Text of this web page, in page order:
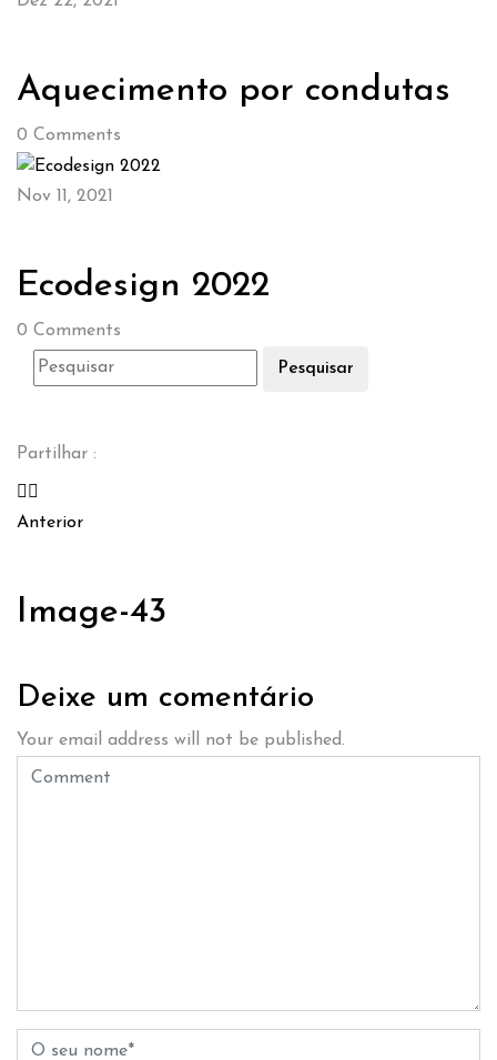
Aquecimento por condutas
0 Comments
Nov 11, 2021
Ecodesign 2022
0 Comments
Pesquisar
Partilhar :
Anterior
Image-43
Deixe um comentário
Your email address will not be published.